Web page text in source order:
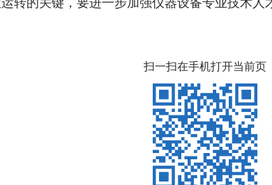
转的关键，要进一步加强仪器设备专业技术人
扫一扫在手机打开当前页